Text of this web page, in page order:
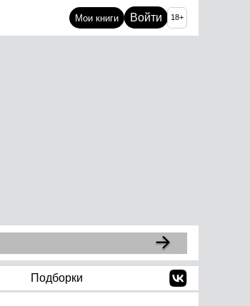
Мои книги Войти 18+
Подборки